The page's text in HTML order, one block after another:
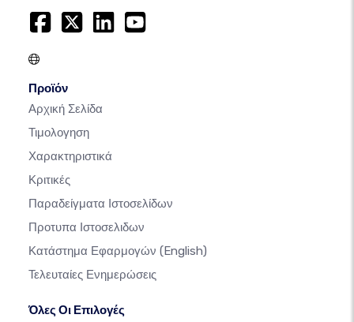
Προϊόν
Αρχική Σελίδα
Τιμολογηση
Χαρακτηριστικά
Κριτικές
Παραδείγματα Ιστοσελίδων
Προτυπα Ιστοσελιδων
Κατάστημα Εφαρμογών (English)
Τελευταίες Ενημερώσεις
Όλες Οι Επιλογές